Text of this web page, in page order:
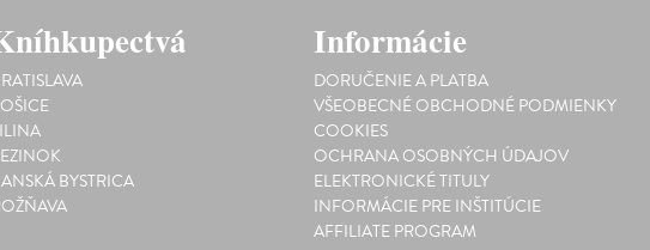
BYSTRICA
Informácie
DORUČENIE A PLATBA
VŠEOBECNÉ OBCHODNÉ PODMIENKY
COOKIES
OCHRANA OSOBNÝCH ÚDAJOV
ELEKTRONICKÉ TITULY
INFORMÁCIE PRE INŠTITÚCIE
AFFILIATE PROGRAM